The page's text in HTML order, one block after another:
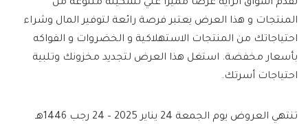
تقدم أسواق الراية عرضًا مميزًا علي تشكيلة متنوعة من
المنتجات و هذا العرض يعتبر فرصة رائعة لتوفير المال وشراء
احتياجاتك من المنتجات الاستهلاكية و الخضروات و الفواكه
بأسعار مخفضة. استغل هذا العرض لتجديد مخزونك وتلبية
احتياجات أسرتك.
تنتهي العروض يوم الجمعة 24 يناير 2025 – 24 رجب 1446هـ